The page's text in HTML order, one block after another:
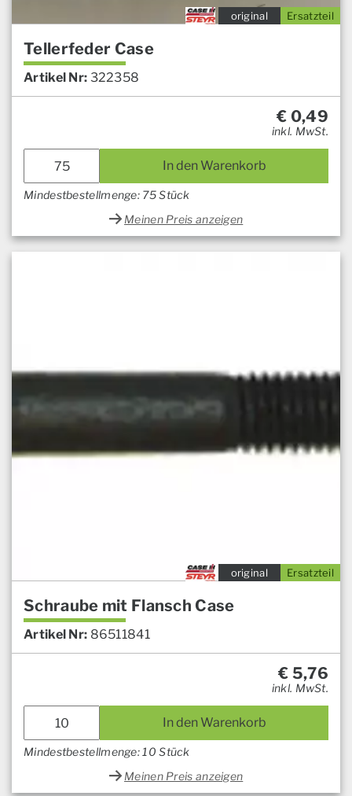
Ersatzteil
original
Tellerfeder Case
Artikel Nr: 322358
€ 0,49
inkl. MwSt.
In den Warenkorb
Mindestbestellmenge: 75 Stück
Meinen Preis anzeigen
Ersatzteil
original
Schraube mit Flansch Case
Artikel Nr: 86511841
€ 5,76
inkl. MwSt.
In den Warenkorb
Mindestbestellmenge: 10 Stück
Meinen Preis anzeigen